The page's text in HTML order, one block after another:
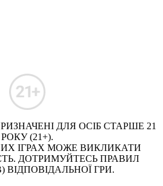
ДЛЯ ОСІБ СТАРШЕ 21
РОКУ (21+).
ІГРАХ МОЖЕ ВИКЛИКАТИ
ДОТРИМУЙТЕСЬ ПРАВИЛ
ВІДПОВІДАЛЬНОЇ ГРИ.